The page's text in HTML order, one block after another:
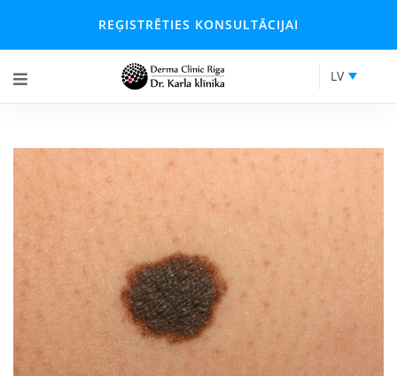
REĢISTRĒTIES KONSULTĀCIJAI
LV